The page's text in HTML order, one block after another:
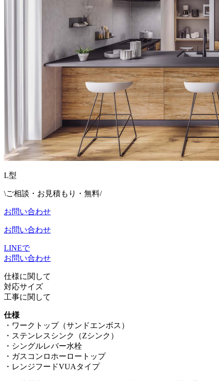
L型
\ご相談・お見積もり・無料/
お問い合わせ
お問い合わせ
LINEで
お問い合わせ
仕様に関して
対応サイズ
工事に関して
仕様
・ワークトップ（サンドエンボス）
・ステンレスシンク（Zシンク）
・シングルレバー水栓
・ガスコンロホーロートップ
・レンジフードVUAタイプ